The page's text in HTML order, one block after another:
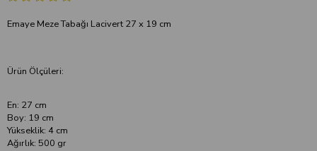
Emaye Meze Tabağı Lacivert 27 x 19 cm
Ürün Ölçüleri:
En: 27 cm
Boy: 19 cm
Yükseklik: 4 cm
Ağırlık: 500 gr